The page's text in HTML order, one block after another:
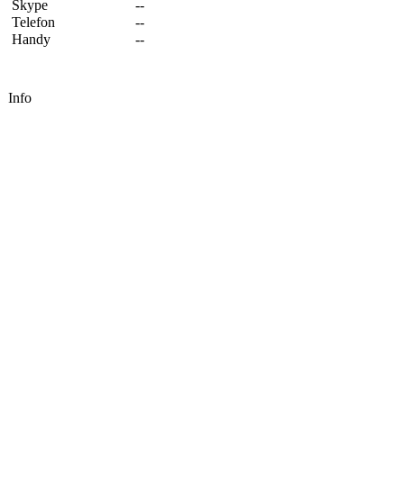
Skype
--
Telefon
--
Handy
--
Info